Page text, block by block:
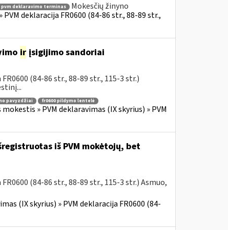
pvm deklaravimo terminas
Mokesčių žinyno
deklaracija FR0600 (84-86 str., 88-89 str.,
irįsigijimo sandoriai
(84-86 str., 88-89 str., 115-3 str.)
pavyzdžiai
fr0600 pildymo lentelė
» PVM deklaravimas (IX skyrius) » PVM
iš PVM mokėtojų, bet
(84-86 str., 88-89 str., 115-3 str.) Asmuo,
(IX skyrius) » PVM deklaracija FR0600 (84-